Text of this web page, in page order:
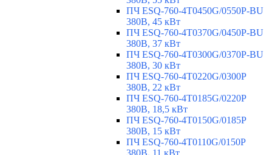
ПЧ ESQ-760-4T0450G/0550P-BU
380В, 45 кВт
ПЧ ESQ-760-4T0370G/0450P-BU
380В, 37 кВт
ПЧ ESQ-760-4T0300G/0370P-BU
380В, 30 кВт
ПЧ ESQ-760-4T0220G/0300P
380В, 22 кВт
ПЧ ESQ-760-4T0185G/0220P
380В, 18,5 кВт
ПЧ ESQ-760-4T0150G/0185P
380В, 15 кВт
ПЧ ESQ-760-4T0110G/0150P